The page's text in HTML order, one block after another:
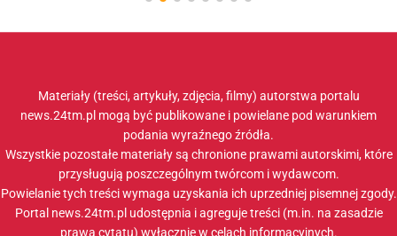
Materiały (treści, artykuły, zdjęcia, filmy) autorstwa portalu
news.24tm.pl mogą być publikowane i powielane pod warunkiem
podania wyraźnego źródła.
Wszystkie pozostałe materiały są chronione prawami autorskimi, które
przysługują poszczególnym twórcom i wydawcom.
Powielanie tych treści wymaga uzyskania ich uprzedniej pisemnej zgody.
Portal news.24tm.pl udostępnia i agreguje treści (m.in. na zasadzie
prawa cytatu) wyłącznie w celach informacyjnych.